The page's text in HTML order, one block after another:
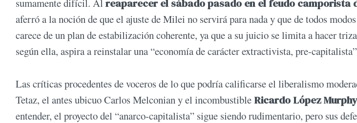
sumamente difícil. Al reaparecer el sábado pasado en el feudo camporista
aferró a la noción de que el ajuste de Milei no servirá para nada y que de todos
carece de un plan de estabilización coherente, ya que a su juicio se limita a hacer
según ella, aspira a reinstalar una “economía de carácter extractivista, pre-
Las críticas procedentes de voceros de lo que podría calificarse el liberalismo
Tetaz, el antes ubicuo Carlos Melconian y el incombustible Ricardo López Murphy
entender, el proyecto del “anarco-capitalista” sigue siendo rudimentario, pero sus